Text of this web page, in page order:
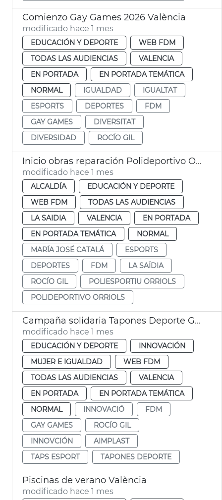
Comienzo Gay Games 2026 València
modificado hace 1 mes
EDUCACIÓN Y DEPORTE
WEB FDM
TODAS LAS AUDIENCIAS
VALENCIA
EN PORTADA
EN PORTADA TEMÁTICA
NORMAL
IGUALDAD
IGUALTAT
ESPORTS
DEPORTES
FDM
GAY GAMES
DIVERSITAT
DIVERSIDAD
ROCÍO GIL
Inicio obras reparación Polideportivo Orriols València
modificado hace 1 mes
ALCALDÍA
EDUCACIÓN Y DEPORTE
WEB FDM
TODAS LAS AUDIENCIAS
LA SAIDIA
VALENCIA
EN PORTADA
EN PORTADA TEMÁTICA
NORMAL
MARÍA JOSÉ CATALÁ
ESPORTS
DEPORTES
FDM
LA SAÏDIA
ROCÍO GIL
POLIESPORTIU ORRIOLS
POLIDEPORTIVO ORRIOLS
Campaña solidaria Tapones Deporte Gay Games
modificado hace 1 mes
EDUCACIÓN Y DEPORTE
INNOVACIÓN
MUJER E IGUALDAD
WEB FDM
TODAS LAS AUDIENCIAS
VALENCIA
EN PORTADA
EN PORTADA TEMÁTICA
NORMAL
INNOVACIÓ
FDM
GAY GAMES
ROCÍO GIL
INNOVCIÓN
AIMPLAST
TAPS ESPORT
TAPONES DEPORTE
Piscinas de verano València
modificado hace 1 mes